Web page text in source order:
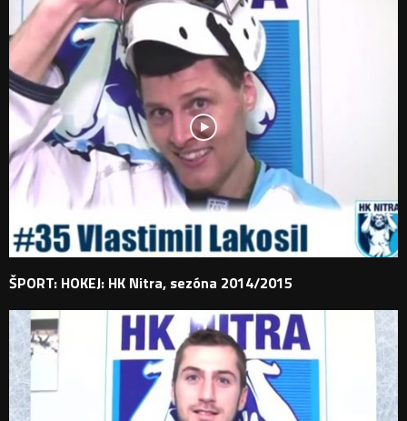
ŠPORT: HOKEJ: HK Nitra, sezóna 2014/2015